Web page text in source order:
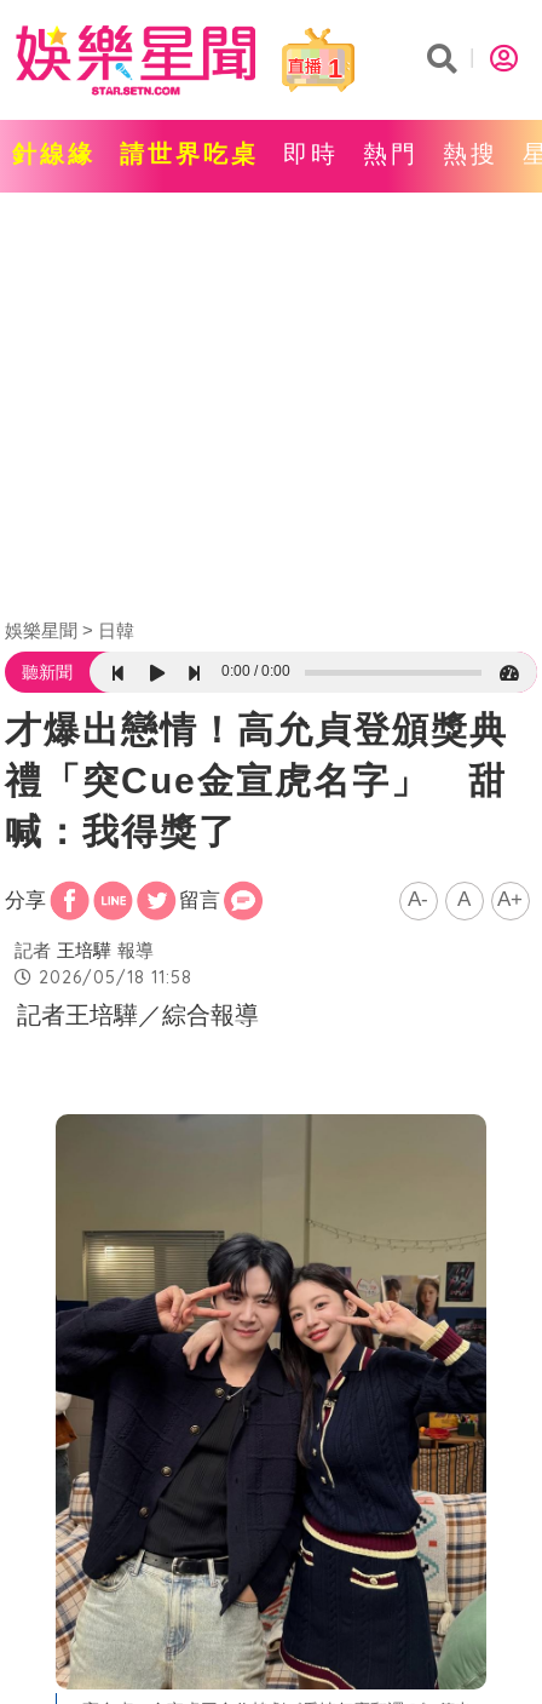
1
針線緣 請世界吃桌 即時 熱門 熱搜
娛樂星聞 日韓
聽新聞 0:00 0:00
才爆出戀情！高允貞登頒獎典
禮「突Cue金宣虎名字」 甜
喊：我得獎了
分享 留言 A- A A+
記者 王培驊 報導
2026/05/18 11:58
記者王培驊／綜合報導